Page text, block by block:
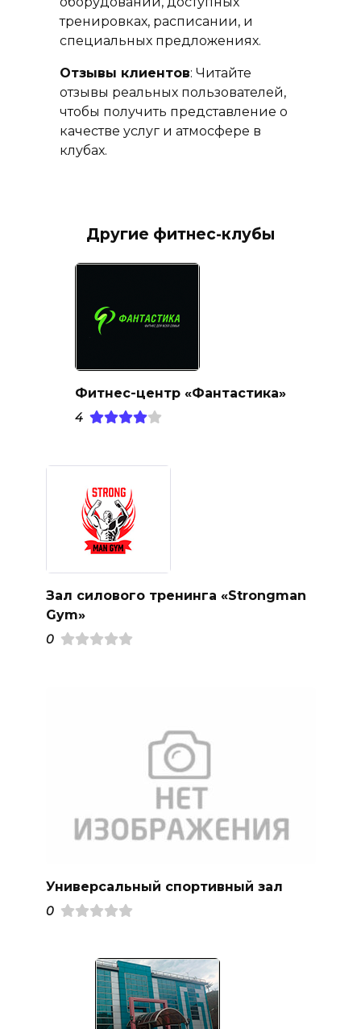
тренировках, расписании, и
специальных предложениях.
Отзывы клиентов: Читайте
отзывы реальных пользователей,
чтобы получить представление о
качестве услуг и атмосфере в
клубах.
Другие фитнес-клубы
Фитнес-центр «Фантастика»
4
Зал силового тренинга «Strongman
Gym»
0
Универсальный спортивный зал
0